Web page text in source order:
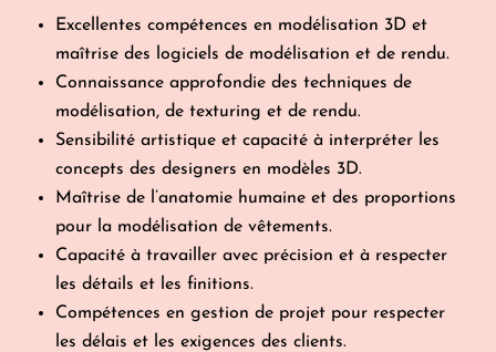
Excellentes compétences en modélisation 3D et
maîtrise des logiciels de modélisation et de rendu.
Connaissance approfondie des techniques de
modélisation, de texturing et de rendu.
Sensibilité artistique et capacité à interpréter les
concepts des designers en modèles 3D.
Maîtrise de l’anatomie humaine et des proportions
pour la modélisation de vêtements.
Capacité à travailler avec précision et à respecter
les détails et les finitions.
Compétences en gestion de projet pour respecter
les délais et les exigences des clients.